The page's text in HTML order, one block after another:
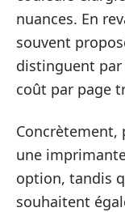
nuances. En
souvent
distinguent par
coût par page
Concrètement,
une
option, tandis
souhaitent